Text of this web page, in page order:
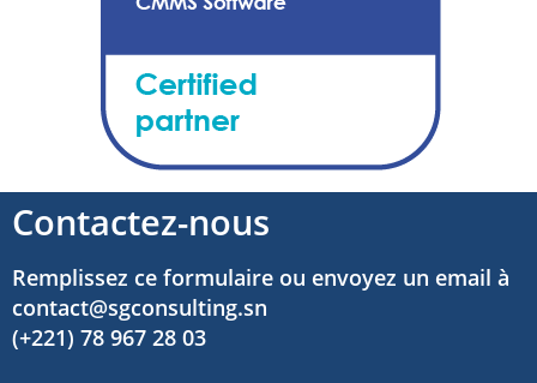
Contactez-nous
Remplissez ce formulaire ou envoyez un email à
contact@sgconsulting.sn
(+221) 78 967 28 03